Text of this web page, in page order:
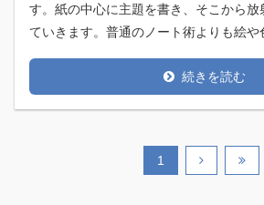
す。紙の中心に主題を書き、そこから
ていきます。普通のノート術よりも絵や
続きを読む
1